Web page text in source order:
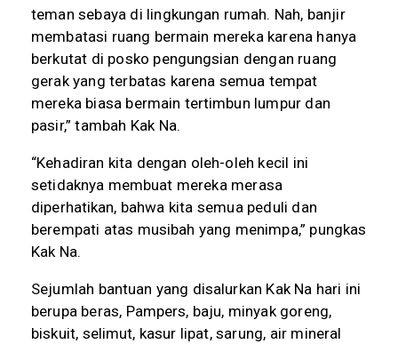
teman sebaya di lingkungan rumah. Nah, banjir
membatasi ruang bermain mereka karena hanya
berkutat di posko pengungsian dengan ruang
gerak yang terbatas karena semua tempat
mereka biasa bermain tertimbun lumpur dan
pasir,” tambah Kak Na.
“Kehadiran kita dengan oleh-oleh kecil ini
setidaknya membuat mereka merasa
diperhatikan, bahwa kita semua peduli dan
berempati atas musibah yang menimpa,” pungkas
Kak Na.
Sejumlah bantuan yang disalurkan Kak Na hari ini
berupa beras, Pampers, baju, minyak goreng,
biskuit, selimut, kasur lipat, sarung, air mineral